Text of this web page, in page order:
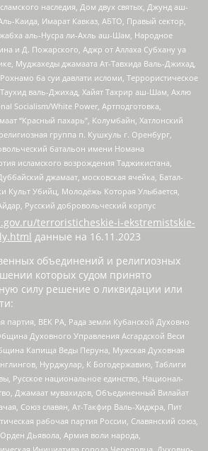
наследия, Дом двух святых, Джунд аш-
Каида, Имарат Кавказ, АБТО, Правый сектор,
аль-Нусра ли-Ахль аш-Шам, Народное
и Д. Пожарского, Аджр от Аллаха Субхану уа
Муджахеды джамаата Ат-Тавхида Валь-Джихад,
ба суи давлати исломи, Террористическое
валь-Джихад, Хайят Тахрир аш-Шам, Ахлю
Socialism/White Power, Артподготовка,
“Красный пахарь”, Колумбайн, Хатлонский
группа п. Кушкуль г. Оренбург,
батальон имени Номана
исламского возрождения Таджикистана,
джамаат, московская ячейка, Батал-
Культ Убийц, Молодёжь Которая Улыбается,
Русский добровольческий корпус
terroristicheskie-i-ekstremistskie-
данные на 16.11.2023
объединений и религиозных
которых судом принято
силу решение о ликвидации или
партия, ВЕК РА, Рада земли Кубанской Духовно
Духовного Управления Асгардской Веси
Капища Веды Перуна, Мужская Духовная
Нурджулар, К Богодержавию, Таблиги
Русское национальное единство, Национал-
Джамаат мувахидов, Объединенный Вилайат
Союз славян, Ат-Такфир Валь-Хиджра, Пит
рабочая партия России, Славянский союз,
Дьявола, Армия воли народа,